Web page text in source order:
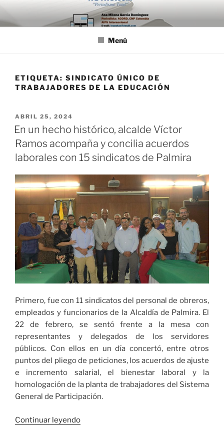
Saltar
al
contenido
Menú
ETIQUETA: SINDICATO ÚNICO DE
TRABAJADORES DE LA EDUCACIÓN
PUBLICADO
EL
ABRIL 25, 2024
En un hecho histórico, alcalde Víctor
Ramos acompaña y concilia acuerdos
laborales con 15 sindicatos de Palmira
Primero, fue con 11 sindicatos del personal de obreros,
empleados y funcionarios de la Alcaldía de Palmira. El
22 de febrero, se sentó frente a la mesa con
representantes y delegados de los servidores
públicos. Con ellos en un día concertó, entre otros
puntos del pliego de peticiones, los acuerdos de ajuste
e incremento salarial, el bienestar laboral y la
homologación de la planta de trabajadores del Sistema
General de Participación.
Continuar leyendo«En